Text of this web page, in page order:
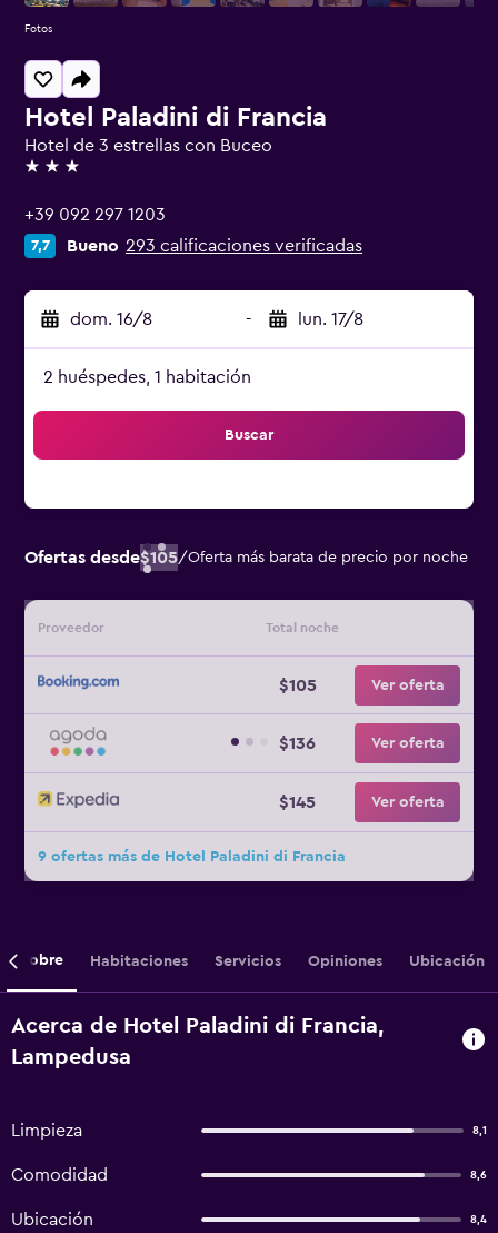
Hotel Paladini di Francia
Hotel de 3 estrellas con Buceo
3 estrellas
+39 092 297 1203
7,7 Bueno 293 calificaciones verificadas
dom. 16/8 - lun. 17/8
2 huéspedes, 1 habitación
Buscar
Ofertas desde$105/Oferta más barata de precio por noche
Proveedor Total noche
$105 Ver oferta
$136 Ver oferta
$145 Ver oferta
9 ofertas más de Hotel Paladini di Francia
Fotos
Sobre Habitaciones Servicios Opiniones Ubicación
Acerca de Hotel Paladini di Francia,
Lampedusa
Limpieza 8,1
Comodidad 8,6
Ubicación 8,4